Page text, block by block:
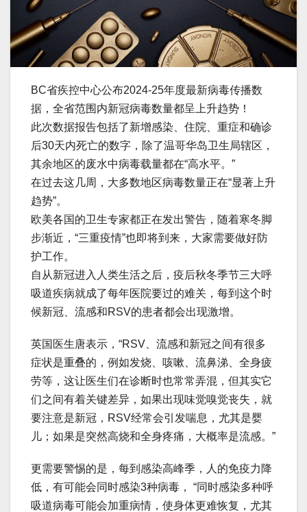
BC省疾控中心公布2024-25年度最新病毒传播数
据，全省范围内新冠病毒数量都呈上升趋势！
此次数据报告包括了新增感染、住院、重症和确诊
后30天内死亡的数字，除了温哥华岛卫生局辖区，
其余地区的废水中病毒载量都在“高水平。”
在过去这几周，大多数地区病毒数量正在“显著上升
趋势”。
欧美各国的卫生专家都正在发出警告，随着寒冬脚
步渐近，“三重疫情”也即将到来，大家需要做好防
护工作。
自从新冠进入人类生活之后，疫后秋冬季节三大呼
吸道疾病就成了每年医院要过的难关，每到这个时
候新冠、流感和RSV的患者都会出现激增。
英国医生唐表示，“RSV、流感和新冠之间有很多
症状是重叠的，例如发烧、咳嗽、流鼻涕、全身疲
劳等，这让医生们在诊断时也常常弄混，但其实它
们之间有着关键差异，如果出现味觉嗅觉丧失，就
要注意是新冠，RSV经常会引发喘息，尤其是婴
儿；如果是突然高烧和全身疼痛，大概率是流感。”
更需要警惕的是，每到感染高峰季，人的免疫力降
低，有可能会同时感染3种病毒， “同时感染多种呼
吸道病毒可能会加重病情，使身体更难恢复，尤其